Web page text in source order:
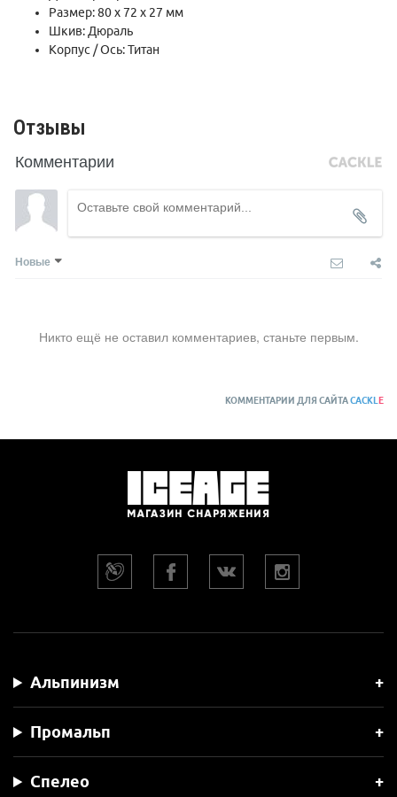
Размер: 80 x 72 x 27 мм
Шкив: Дюраль
Корпус / Ось: Титан
Отзывы
Комментарии
Новые
Никто ещё не оставил комментариев, станьте первым.
КОММЕНТАРИИ ДЛЯ САЙТАCACKLE
Альпинизм
Промальп
Спелео